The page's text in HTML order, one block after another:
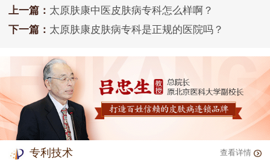
上一篇： 太原肤康中医皮肤病专科怎么样啊？
下一篇： 太原肤康皮肤病专科是正规的医院吗？
专利技术 查看详情